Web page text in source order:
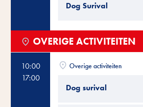
Dog Surival
OVERIGE ACTIVITEITEN
10:00
17:00
Overige activiteiten
Dog surival